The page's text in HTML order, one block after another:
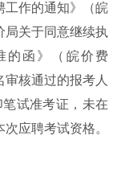
工作的通知》（皖
局关于同意继续执
的函》（皖价费
审核通过的报考人
试准考证，未在
应聘考试资格。